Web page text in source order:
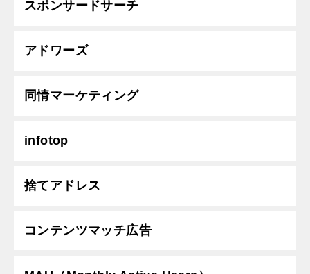
スポンサードサーチ
アドワーズ
同情マーケティング
infotop
捨てアドレス
コンテンツマッチ広告